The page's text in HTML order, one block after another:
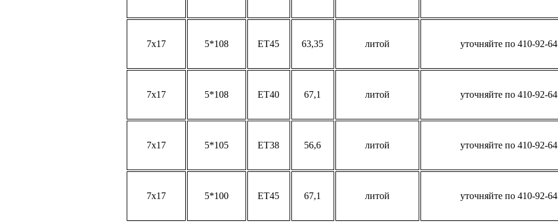
7x17 5*108 ET45 63,35 литой уточняйте по 410-92-64
7x17 5*108 ET40 67,1 литой уточняйте по 410-92-64
7x17 5*105 ET38 56,6 литой уточняйте по 410-92-64
7x17 5*100 ET45 67,1 литой уточняйте по 410-92-64